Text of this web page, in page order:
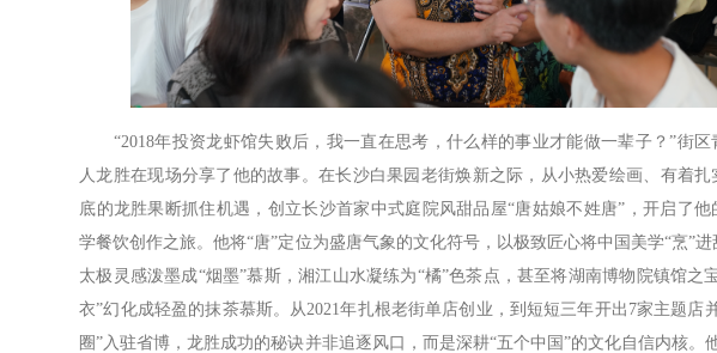
“2018年投资龙虾馆失败后，我一直在思考，什么样的事业才能做一辈子？”街区
人龙胜在现场分享了他的故事。在长沙白果园老街焕新之际，从小热爱绘画、有着扎
底的龙胜果断抓住机遇，创立长沙首家中式庭院风甜品屋“唐姑娘不姓唐”，开启了他
学餐饮创作之旅。他将“唐”定位为盛唐气象的文化符号，以极致匠心将中国美学“烹”
太极灵感泼墨成“烟墨”慕斯，湘江山水凝练为“橘”色茶点，甚至将湖南博物院镇馆之
衣”幻化成轻盈的抹茶慕斯。从2021年扎根老街单店创业，到短短三年开出7家主题店
圈”入驻省博，龙胜成功的秘诀并非追逐风口，而是深耕“五个中国”的文化自信内核。